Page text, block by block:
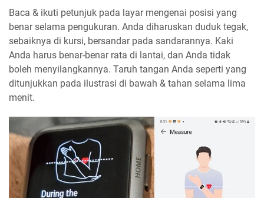
Baca & ikuti petunjuk pada layar mengenai posisi yang
benar selama pengukuran. Anda diharuskan duduk tegak,
sebaiknya di kursi, bersandar pada sandarannya. Kaki
Anda harus benar-benar rata di lantai, dan Anda tidak
boleh menyilangkannya. Taruh tangan Anda seperti yang
ditunjukkan pada ilustrasi di bawah & tahan selama lima
menit.